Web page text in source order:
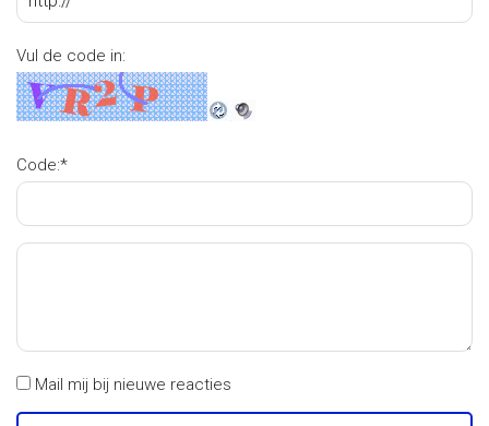
Vul de code in:
Code:*
Mail mij bij nieuwe reacties